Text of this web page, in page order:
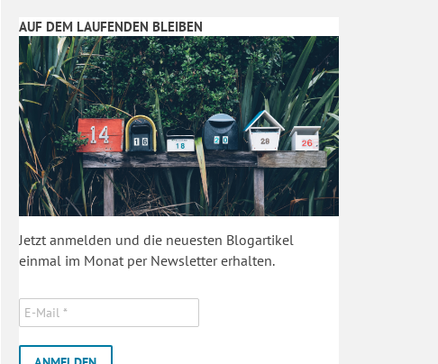
AUF DEM LAUFENDEN BLEIBEN
Jetzt anmelden und die neuesten Blogartikel
einmal im Monat per Newsletter erhalten.